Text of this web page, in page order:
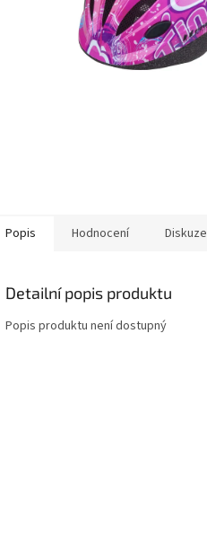
Popis Hodnocení Diskuze
Detailní popis produktu
Popis produktu není dostupný